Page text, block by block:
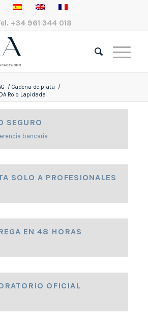
+34 961 344 018
/ Cadena de plata
/
Rolo Lapidada
SEGURO
bancaria
SOLO A PROFESIONALES
EN 48 HORAS
OFICIAL